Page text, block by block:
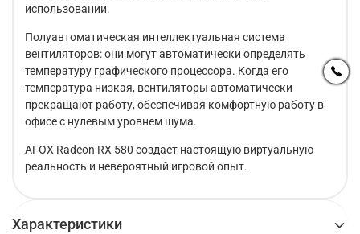
использовании.
Полуавтоматическая интеллектуальная система
вентиляторов: они могут автоматически определять
температуру графического процессора. Когда его
температура низкая, вентиляторы автоматически
прекращают работу, обеспечивая комфортную работу в
офисе с нулевым уровнем шума.
AFOX Radeon RX 580 создает настоящую виртуальную
реальность и невероятный игровой опыт.
Характеристики